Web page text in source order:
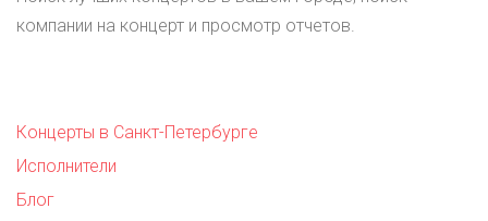
компании на концерт и просмотр отчетов.
Концерты в Санкт-Петербурге
Исполнители
Блог